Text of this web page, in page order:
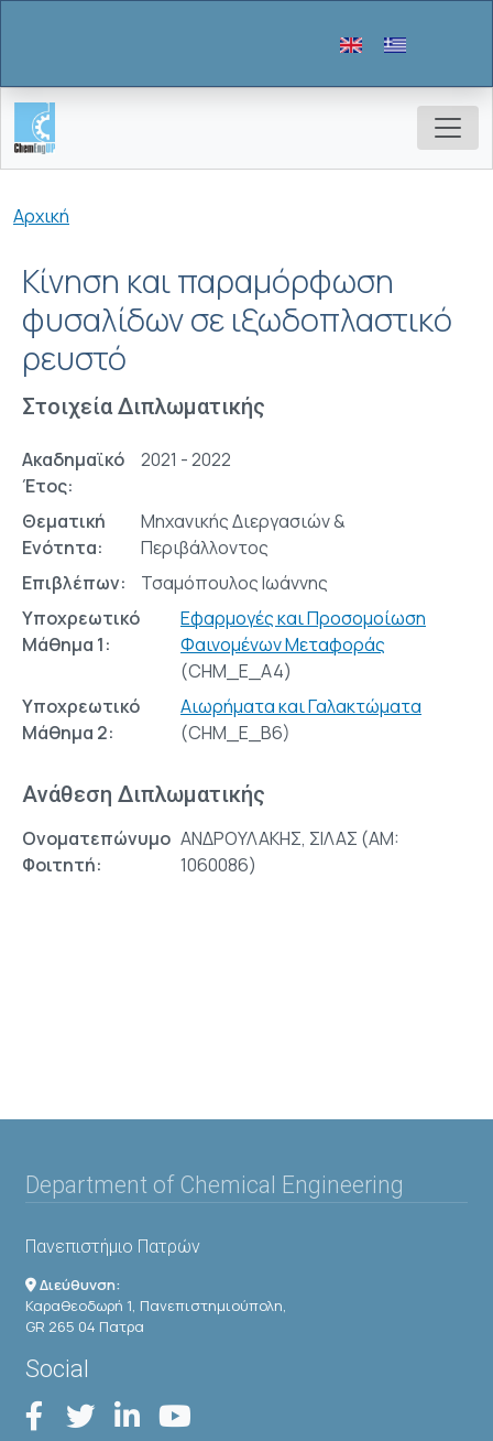
Breadcrumb
Αρχική
Κίνηση και παραμόρφωση
φυσαλίδων σε ιξωδοπλαστικό
ρευστό
Στοιχεία Διπλωματικής
Ακαδημαϊκό
Έτος:
2021 - 2022
Θεματική
Ενότητα:
Μηχανικής Διεργασιών &
Περιβάλλοντος
Επιβλέπων:
Τσαμόπουλος Ιωάννης
Υποχρεωτικό
Μάθημα 1:
Εφαρμογές και Προσομοίωση
Φαινομένων Μεταφοράς
(CHM_E_A4)
Υποχρεωτικό
Μάθημα 2:
Αιωρήματα και Γαλακτώματα
(CHM_E_Β6)
Ανάθεση Διπλωματικής
Ονοματεπώνυμο
Φοιτητή:
ΑΝΔΡΟΥΛΑΚΗΣ, ΣΙΛΑΣ (AM:
1060086)
Department of Chemical Engineering
Πανεπιστήμιο Πατρών
Διεύθυνση:
Καραθεοδωρή 1, Πανεπιστημιούπολη,
GR 265 04 Πατρα
Social